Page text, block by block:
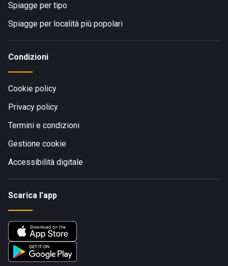
Spiagge per tipo
Spiagge per località più popolari
Condizioni
Cookie policy
Privacy policy
Termini e condizioni
Gestione cookie
Accessibilità digitale
Scarica l'app